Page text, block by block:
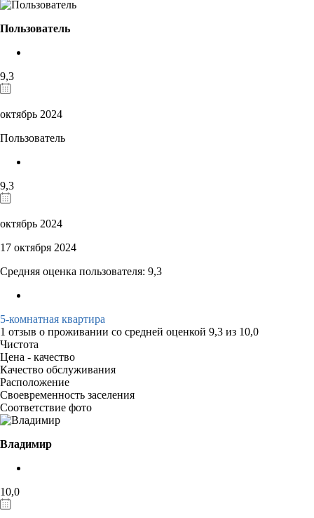
Пользователь
9,3
октябрь 2024
Пользователь
9,3
октябрь 2024
17 октября 2024
Средняя оценка пользователя: 9,3
5-комнатная квартира
1 отзыв о проживании со средней оценкой 9,3 из 10,0
Чистота
Цена - качество
Качество обслуживания
Расположение
Своевременность заселения
Соответствие фото
Владимир
10,0